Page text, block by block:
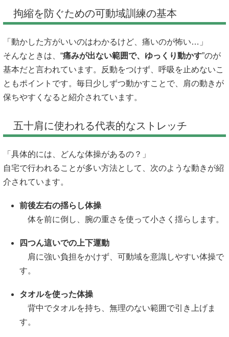
拘縮を防ぐための可動域訓練の基本
「動かした方がいいのはわかるけど、痛いのが怖い…」
そんなときは、“痛みが出ない範囲で、ゆっくり動かす”のが
基本だと言われています。反動をつけず、呼吸を止めないこ
ともポイントです。毎日少しずつ動かすことで、肩の動きが
保ちやすくなると紹介されています。
五十肩に使われる代表的なストレッチ
「具体的には、どんな体操があるの？」
自宅で行われることが多い方法として、次のような動きが紹
介されています。
前後左右の揺らし体操
体を前に倒し、腕の重さを使って小さく揺らします。
四つん這いでの上下運動
肩に強い負担をかけず、可動域を意識しやすい体操で
す。
タオルを使った体操
背中でタオルを持ち、無理のない範囲で引き上げま
す。